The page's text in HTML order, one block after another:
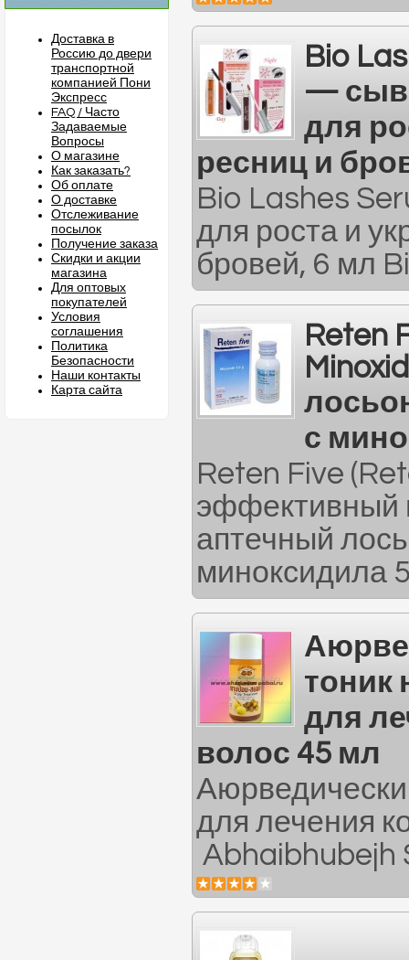
Доставка в
Россию до двери
транспортной
компанией Пони
Экспресс
FAQ / Часто
Задаваемые
Вопросы
О магазине
Как заказать?
Об оплате
О доставке
Отслеживание
посылок
Получение заказа
Скидки и акции
магазина
Для оптовых
покупателей
Условия
соглашения
Политика
Безопасности
Наши контакты
Карта сайта
Bio
—
для
ресниц и
Bio Lashes
для роста и
бровей, 6 мл
Reten
с
Reten Five
эффективный
аптечный
миноксидила
тоник
для
волос 45 мл
для лечения
Abhaibhubejh